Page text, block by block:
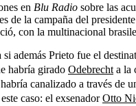
en Blu Radio sobre las
de la campaña del
con la multinacional
además Prieto fue el
habría girado Odebrecht a la
canalizado a través de
caso: el exsenadorOtto